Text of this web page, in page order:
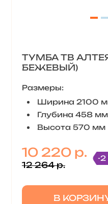
ТУМБА ТВ
БЕЖЕВЫЙ)
Размеры:
Ширина 2100
Глубина 458 мм
Высота 570 мм
10 220 р.
12 264 р.
-2
В